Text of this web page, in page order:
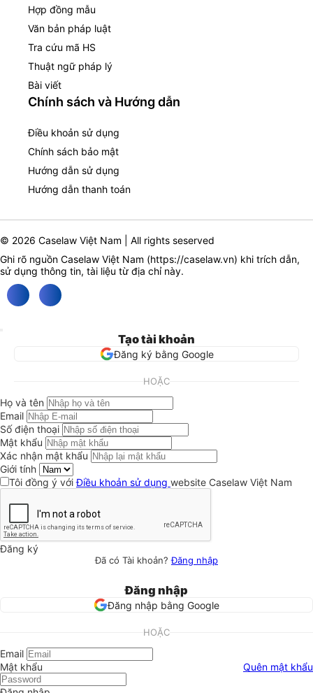
Hợp đồng mẫu
Văn bản pháp luật
Tra cứu mã HS
Thuật ngữ pháp lý
Bài viết
Chính sách và Hướng dẫn
Điều khoản sử dụng
Chính sách bảo mật
Hướng dẫn sử dụng
Hướng dẫn thanh toán
© 2026 Caselaw Việt Nam | All rights seserved
Ghi rõ nguồn Caselaw Việt Nam (https://caselaw.vn) khi trích dẫn,
sử dụng thông tin, tài liệu từ địa chỉ này.
Tạo tài khoản
Đăng ký bằng Google
HOẶC
Họ và tên
Email
Số điện thoại
Mật khẩu
Xác nhận mật khẩu
Giới tính
Tôi đồng ý vớiĐiều khoản sử dụng website Caselaw Việt Nam
Đăng ký
Đã có Tài khoản?Đăng nhập
Đăng nhập
Đăng nhập bằng Google
HOẶC
Email
Mật khẩu
Quên mật khẩu